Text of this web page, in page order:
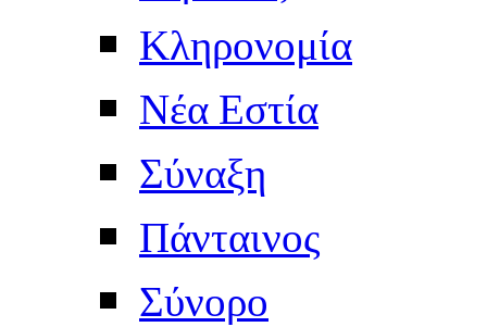
Κληρονομία
Νέα Εστία
Σύναξη
Πάνταινος
Σύνορο